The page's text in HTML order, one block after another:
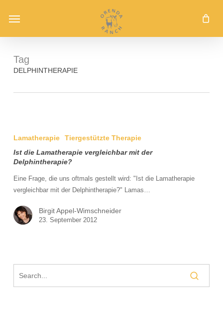
Menu
Tag
DELPHINTHERAPIE
Lamatherapie
vergleichbar
mit
der
Delphintherapie?
Lamatherapie
Tiergestützte Therapie
Ist die Lamatherapie vergleichbar mit der
Delphintherapie?
Eine Frage, die uns oftmals gestellt wird: "Ist die Lamatherapie
vergleichbar mit der Delphintherapie?" Lamas…
Birgit Appel-Wimschneider
23. September 2012